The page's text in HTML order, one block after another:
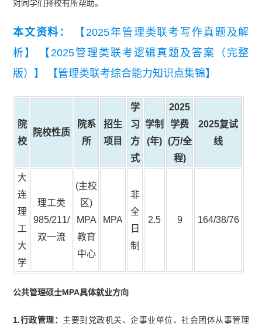
对同学们择校有所帮助。
本文资料：
【2025年管理类联考写作真题及解
析】
【2025管理类联考逻辑真题及答案（完整
版）】
【管理类联考综合能力知识点集锦】
院
校
院校性质
院系
所
招生
项目
学
习
方
式
学制
(年)
2025
学费
(万/全
程)
2025复试
线
大
连
理
工
大
学
理工类
985/211/
双一流
(主校
区)
MPA
教育
中心
MPA
非
全
日
制
2.5 9 164/38/76
公共管理硕士MPA具体就业方向
1.行政管理： 主要到党政机关、企事业单位、社会团体从事管理